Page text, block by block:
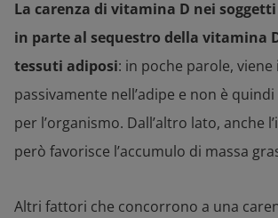
La carenza di vitamina D nei
in parte al sequestro della vitamina
tessuti adiposi: in poche parole,
passivamente nell’adipe e non è
per l’organismo. Dall’altro lato, anche
però favorisce l’accumulo di massa
Altri fattori che concorrono a una